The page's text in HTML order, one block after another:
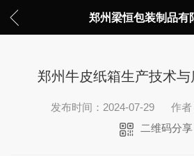
郑州梁恒包装制品有
郑州牛皮纸箱生产技术
发布时间：2024-07-29 作者
二维码分享